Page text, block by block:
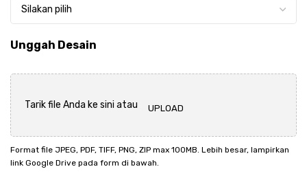
Unggah Desain
Tarik file Anda ke sini atau UPLOAD
Format file JPEG, PDF, TIFF, PNG, ZIP max 100MB. Lebih besar, lampirkan
link Google Drive pada form di bawah.